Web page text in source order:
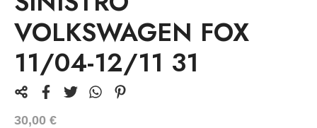
VOLKSWAGEN FOX
11/04-12/11 31
30,00 €